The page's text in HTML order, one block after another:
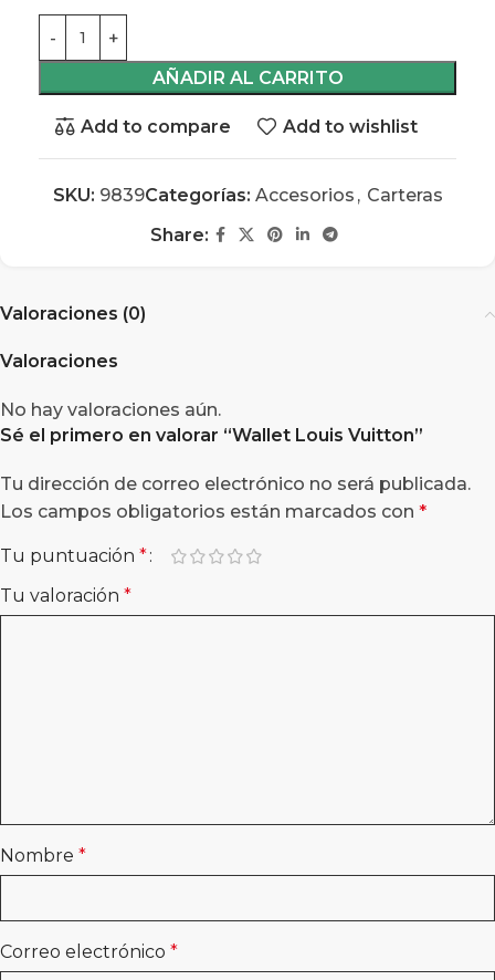
AÑADIR AL CARRITO
Add to compare Add to wishlist
SKU: 9839Categorías: Accesorios , Carteras
Share:
Valoraciones (0)
Valoraciones
No hay valoraciones aún.
Sé el primero en valorar “Wallet Louis Vuitton”
Tu dirección de correo electrónico no será publicada.
Los campos obligatorios están marcados con *
Tu puntuación *
Tu valoración *
Nombre *
Correo electrónico *